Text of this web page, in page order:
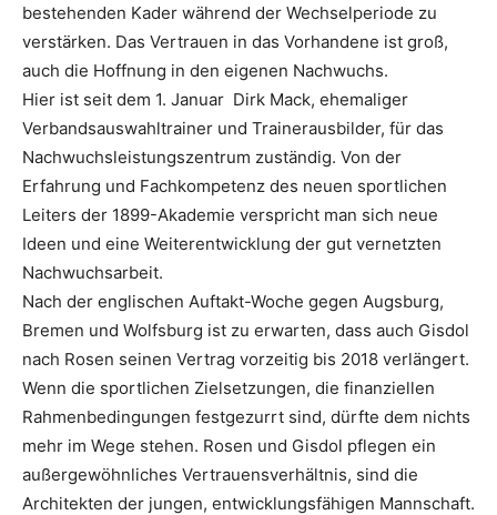
bestehenden Kader während der Wechselperiode zu
verstärken. Das Vertrauen in das Vorhandene ist groß,
auch die Hoffnung in den eigenen Nachwuchs.
Hier ist seit dem 1. Januar Dirk Mack, ehemaliger
Verbandsauswahltrainer und Trainerausbilder, für das
Nachwuchsleistungszentrum zuständig. Von der
Erfahrung und Fachkompetenz des neuen sportlichen
Leiters der 1899-Akademie verspricht man sich neue
Ideen und eine Weiterentwicklung der gut vernetzten
Nachwuchsarbeit.
Nach der englischen Auftakt-Woche gegen Augsburg,
Bremen und Wolfsburg ist zu erwarten, dass auch Gisdol
nach Rosen seinen Vertrag vorzeitig bis 2018 verlängert.
Wenn die sportlichen Zielsetzungen, die finanziellen
Rahmenbedingungen festgezurrt sind, dürfte dem nichts
mehr im Wege stehen. Rosen und Gisdol pflegen ein
außergewöhnliches Vertrauensverhältnis, sind die
Architekten der jungen, entwicklungsfähigen Mannschaft.